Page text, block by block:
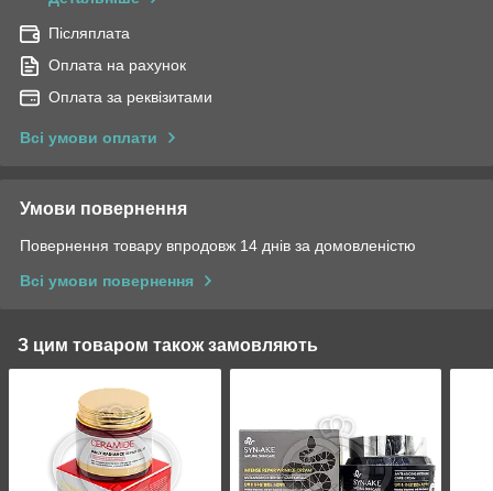
Післяплата
Оплата на рахунок
Оплата за реквізитами
Всі умови оплати
Умови повернення
Повернення товару впродовж 14 днів за домовленістю
Всі умови повернення
З цим товаром також замовляють